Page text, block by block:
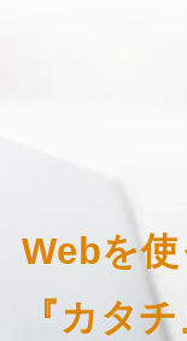
Webを
『カタ